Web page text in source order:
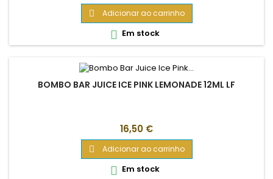
 Adicionar ao carrinho
 Em stock
BOMBO BAR JUICE ICE PINK LEMONADE 12ML LF
Preço
16,50 €
 Adicionar ao carrinho
 Em stock